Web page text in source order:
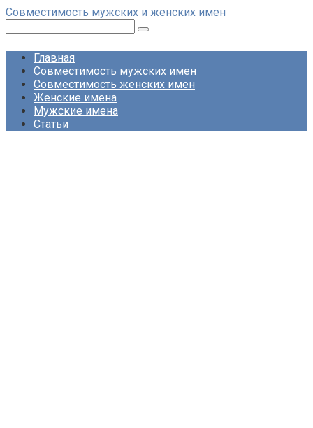
Перейти
контенту
Совместимость мужских и женских имен
Главная
Совместимость мужских имен
Совместимость женских имен
Женские имена
Мужские имена
Статьи